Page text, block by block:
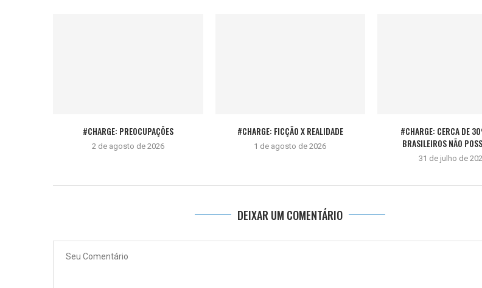
#CHARGE: PREOCUPAÇÕES
2 de agosto de 2026
#CHARGE: FICÇÃO X REALIDADE
1 de agosto de 2026
#CHARGE: CERCA DE
BRASILEIROS NÃO
31 de julho de
DEIXAR UM COMENTÁRIO